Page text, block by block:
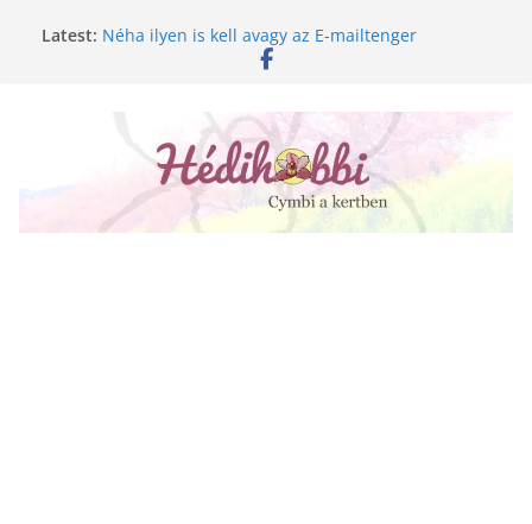
Latest: Néha ilyen is kell avagy az E-mailtenger
Golgotavirág nevelése magról
Növényápolási tippek, amiket jobb, ha elfelejtesz
A lepkeorchidea és a fűtésszezon